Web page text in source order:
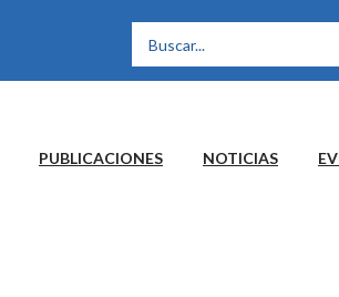
FORMULARIO
PUBLICACIONES NOTICIAS